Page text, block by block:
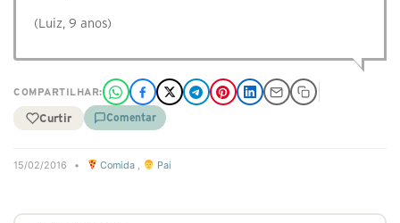
(Luiz, 9 anos)
COMPARTILHAR:
Curtir Comentar
15/02/2016 • Comida , Pai